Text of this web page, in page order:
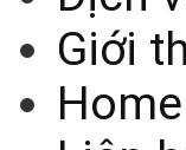
Giới
Home